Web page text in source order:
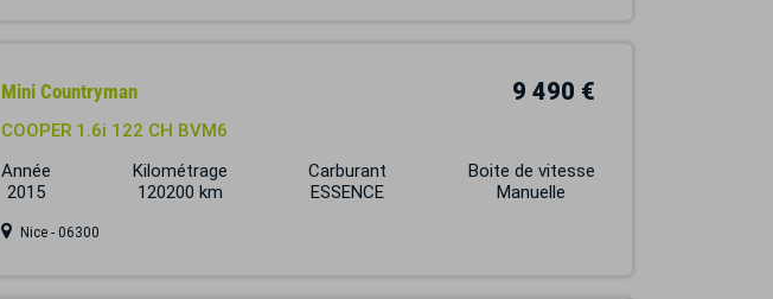
Mini Countryman 9 490 €
COOPER 1.6i 122 CH BVM6
Année
2015
Kilométrage
120200 km
Carburant
ESSENCE
Boite de vitesse
Manuelle
Nice - 06300